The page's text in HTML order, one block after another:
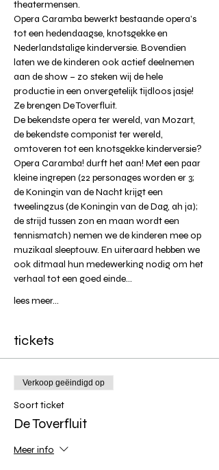
theatermensen.
Opera Caramba bewerkt bestaande opera’s
tot een hedendaagse, knotsgekke en
Nederlandstalige kinderversie. Bovendien
laten we de kinderen ook actief deelnemen
aan de show – zo steken wij de hele
productie in een onvergetelijk tijdloos jasje!
Ze brengen De Toverfluit.
De bekendste opera ter wereld, van Mozart,
de bekendste componist ter wereld,
omtoveren tot een knotsgekke kinderversie?
Opera Caramba! durft het aan! Met een paar
kleine ingrepen (22 personages worden er 3;
de Koningin van de Nacht krijgt een
tweelingzus (de Koningin van de Dag, ah ja);
de strijd tussen zon en maan wordt een
tennismatch) nemen we de kinderen mee op
muzikaal sleeptouw. En uiteraard hebben we
ook ditmaal hun medewerking nodig om het
verhaal tot een goed einde…
lees meer...
tickets
Verkoop geëindigd op
Soort ticket
De Toverfluit
Meer info